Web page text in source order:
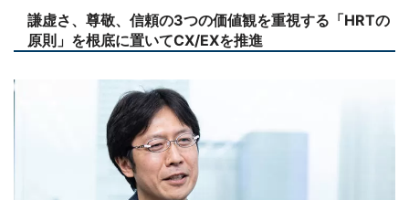
謙虚さ、尊敬、信頼の3つの価値観を重視する「HRTの
原則」を根底に置いてCX/EXを推進